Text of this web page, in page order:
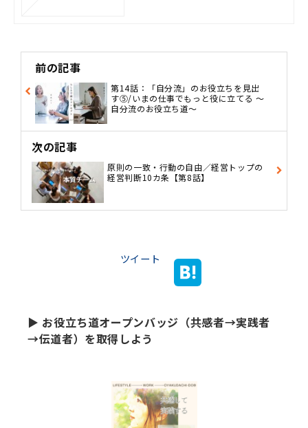
前の記事
第14話：「自分流」のお役立ちを見出
す⑤/いまの仕事でもっと役に立てる ～
自分流のお役立ち道～
次の記事
原則の一致・行動の自由／経営トップの
経営判断10カ条【第8話】
ツイート
▶ お役立ち道オープンバッジ（共感者→実践者
→伝道者）を取得しよう